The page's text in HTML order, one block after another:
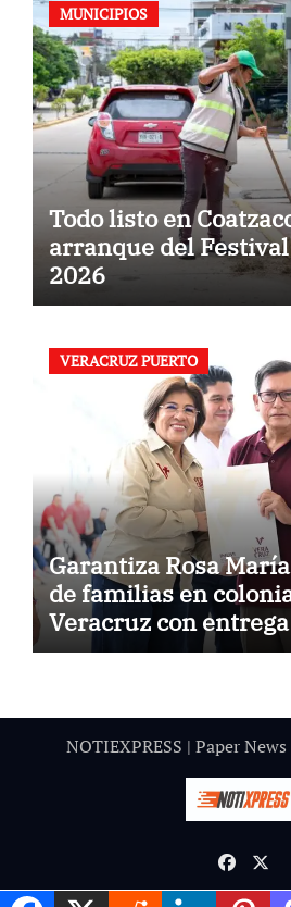
MUNICIPIOS
Todo listo en
arranque del
2026
VERACRUZ PUERTO
Garantiza Rosa
de familias en
Veracruz con
escrituras
NOTIEXPRESS | Paper News